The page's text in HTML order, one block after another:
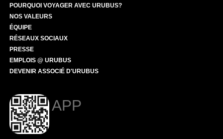
POURQUOI VOYAGER AVEC URUBUS?
NOS VALEURS
ÉQUIPE
RÉSEAUX SOCIAUX
PRESSE
EMPLOIS @ URUBUS
DEVENIR ASSOCIÉ D'URUBUS
APP